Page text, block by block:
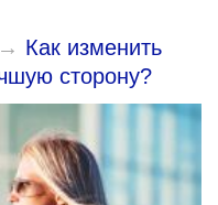
→ Как изменить
сторону?